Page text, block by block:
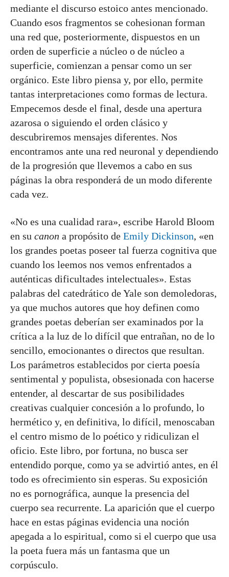
mediante el discurso estoico antes mencionado.
Cuando esos fragmentos se cohesionan forman
una red que, posteriormente, dispuestos en un
orden de superficie a núcleo o de núcleo a
superficie, comienzan a pensar como un ser
orgánico. Este libro piensa y, por ello, permite
tantas interpretaciones como formas de lectura.
Empecemos desde el final, desde una apertura
azarosa o siguiendo el orden clásico y
descubriremos mensajes diferentes. Nos
encontramos ante una red neuronal y dependiendo
de la progresión que llevemos a cabo en sus
páginas la obra responderá de un modo diferente
cada vez.
«No es una cualidad rara», escribe Harold Bloom
en su canon a propósito de Emily Dickinson, «en
los grandes poetas poseer tal fuerza cognitiva que
cuando los leemos nos vemos enfrentados a
auténticas dificultades intelectuales». Estas
palabras del catedrático de Yale son demoledoras,
ya que muchos autores que hoy definen como
grandes poetas deberían ser examinados por la
crítica a la luz de lo difícil que entrañan, no de lo
sencillo, emocionantes o directos que resultan.
Los parámetros establecidos por cierta poesía
sentimental y populista, obsesionada con hacerse
entender, al descartar de sus posibilidades
creativas cualquier concesión a lo profundo, lo
hermético y, en definitiva, lo difícil, menoscaban
el centro mismo de lo poético y ridiculizan el
oficio. Este libro, por fortuna, no busca ser
entendido porque, como ya se advirtió antes, en él
todo es ofrecimiento sin esperas. Su exposición
no es pornográfica, aunque la presencia del
cuerpo sea recurrente. La aparición que el cuerpo
hace en estas páginas evidencia una noción
apegada a lo espiritual, como si el cuerpo que usa
la poeta fuera más un fantasma que un
corpúsculo.